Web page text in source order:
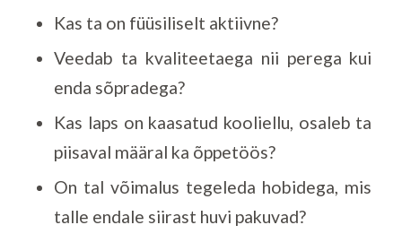
Kas ta on füüsiliselt aktiivne?
Veedab ta kvaliteetaega nii perega kui
enda sõpradega?
Kas laps on kaasatud kooliellu, osaleb ta
piisaval määral ka õppetöös?
On tal võimalus tegeleda hobidega, mis
talle endale siirast huvi pakuvad?